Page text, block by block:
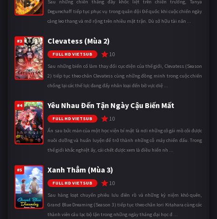
Sau những chiến thắng đầy khốc liệt trên chiến trường, Tanya
Degurechaff tiếp tục phục vụ trong quân đội Đế quốc khi cuộc chiến ngày
càng leo thang và mở rộng trên nhiều mặt trận. Dù sở hữu tài năn ...
#3 Clevatess (Mùa 2)
FULL HD VIETSUB 10
Sau những biến cố làm thay đổi cục diện của thế giới, Clevatess (Season
2) tiếp tục theo chân Clevatess cùng những đồng minh trong cuộc chiến
chống lại các thế lực đang đẩy nhân loại đến bờ vực diệ ...
#4 Yêu Nhau Đến Tận Ngày Cậu Biến Mất
FULL HD VIETSUB 10
Ẩn sau bức màn của một học viện bí mật là nơi những cô gái mồ côi được
nuôi dưỡng và huấn luyện để trở thành những cỗ máy chiến đấu. Trong
thế giới khắc nghiệt ấy, cái chết được xem là điều hiển nh ...
#5 Xanh Thẳm (Mùa 3)
FULL HD VIETSUB 10
Sau hàng loạt chuyến phiêu lưu điên rồ và những kỷ niệm khó quên,
Grand Blue Dreaming (Season 3) tiếp tục theo chân Iori Kitahara cùng các
thành viên câu lạc bộ lặn trong những ngày tháng đại học đ ...